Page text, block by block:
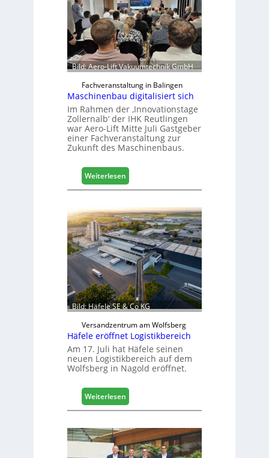
Bild: Aero-Lift Vakuumtechnik GmbH
Fachveranstaltung in Balingen
Maschinenbau digitalisiert sich
Im Rahmen der ‚Innovationstage
Zollernalb‘ der IHK Reutlingen
war Aero-Lift Mitte Juli Gastgeber
einer Fachveranstaltung zur
Zukunft des Maschinenbaus.
Weiterlesen:
M
s
c
h
i
n
e
n
b
a
u
d
i
g
i
t
i
i
e
r
Bild: Häfele SE & Co KG
Versandzentrum am Wolfsberg
Häfele eröffnet Logistikbereich
Am 17. Juli hat Häfele seinen
neuen Logistikbereich auf dem
Wolfsberg in Nagold eröffnet.
Weiterlesen:
H
f
e
l